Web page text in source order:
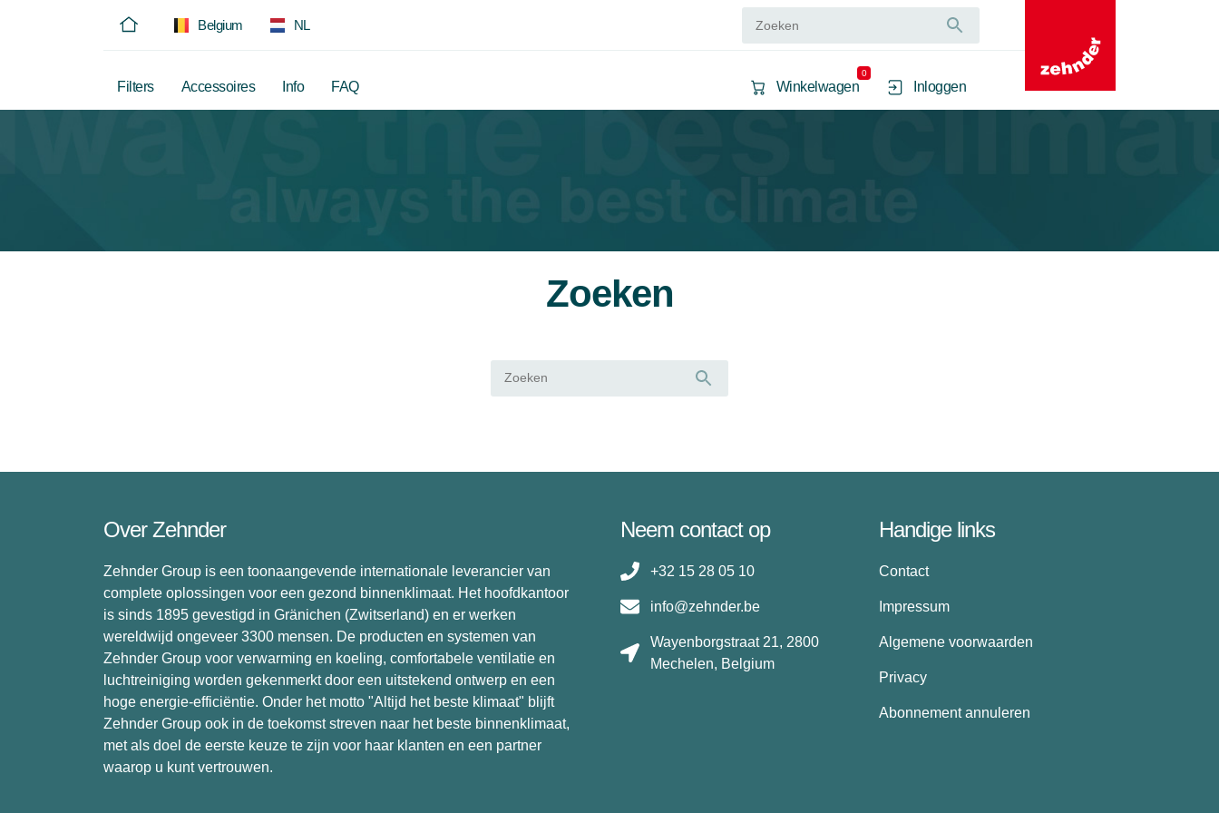
Belgium NL
Filters Accessoires Info FAQ Winkelwagen
0
Inloggen
Zoeken
Over Zehnder
Zehnder Group is een toonaangevende internationale leverancier van
complete oplossingen voor een gezond binnenklimaat. Het hoofdkantoor
is sinds 1895 gevestigd in Gränichen (Zwitserland) en er werken
wereldwijd ongeveer 3300 mensen. De producten en systemen van
Zehnder Group voor verwarming en koeling, comfortabele ventilatie en
luchtreiniging worden gekenmerkt door een uitstekend ontwerp en een
hoge energie-efficiëntie. Onder het motto "Altijd het beste klimaat" blijft
Zehnder Group ook in de toekomst streven naar het beste binnenklimaat,
met als doel de eerste keuze te zijn voor haar klanten en een partner
waarop u kunt vertrouwen.
Neem contact op
+32 15 28 05 10
info@zehnder.be
Wayenborgstraat 21, 2800
Mechelen, Belgium
Handige links
Contact
Impressum
Algemene voorwaarden
Privacy
Abonnement annuleren